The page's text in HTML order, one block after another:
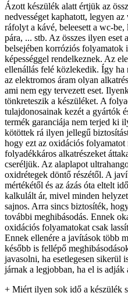
Ázott készülék alatt értjük az
nedvességet kaphatott, legyen
ráfolyt a kávé, beleesett a wc-be,
pára, ... stb. Az összes ilyen eset
belsejében korróziós
képességgel rendelkeznek. Az
ellenállás felé közlekedik. Így ha
az elektromos áram olyan
ami nem egy tervezett eset.
tönkreteszik a készüléket. A
tulajdonosainak kezét a gyártók
termék garanciája nem terjed ki
kötöttek rá ilyen jellegű
hogy ezt az oxidációs
folyadékkáros alkatrészeket
cseréljük. Az alaplapot
oxidrétegek döntő részétől. A
mértékétől és az ázás óta eltelt
kalkulált ár, mivel minden
sajnos. Arra sincs biztosíték,
további meghibásodás. Ennek
oxidációs folyamatokat csak
Ennek ellenére a javítások több
később is fellépő
javasolni, ha esetlegesen sikerül
járnak a legjobban, ha el is
+ Miért ilyen sok idő a készülék